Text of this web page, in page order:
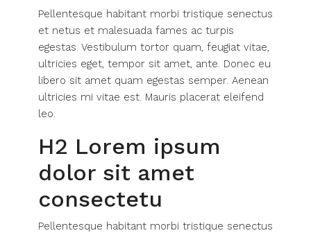
Pellentesque habitant morbi tristique senectus
et netus et malesuada fames ac turpis
egestas. Vestibulum tortor quam, feugiat vitae,
ultricies eget, tempor sit amet, ante. Donec eu
libero sit amet quam egestas semper. Aenean
ultricies mi vitae est. Mauris placerat eleifend
leo.
H2 Lorem ipsum
dolor sit amet
consectetu
Pellentesque habitant morbi tristique senectus